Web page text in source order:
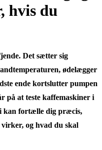
hvis du
Det sætter sig
ødelægger
ende kortslutter pumpen
på at teste kaffemaskiner i
kan fortælle dig præcis,
og hvad du skal